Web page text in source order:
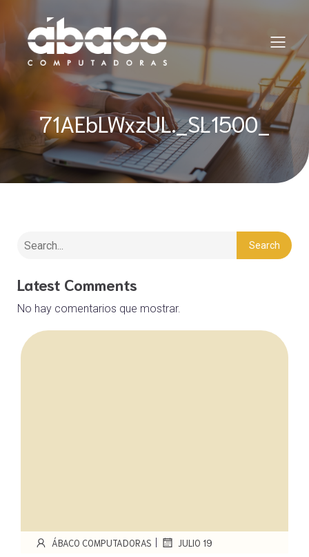
71AEbLWxzUL._SL1500_
Search
Latest Comments
No hay comentarios que mostrar.
ÁBACO COMPUTADORAS | JULIO 19